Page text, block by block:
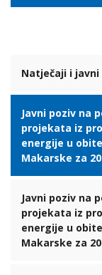
Natječaji i javni
Javni poziv na
projekata iz
energije u
Makarske za
Javni poziv na
projekata iz
energije u
Makarske za